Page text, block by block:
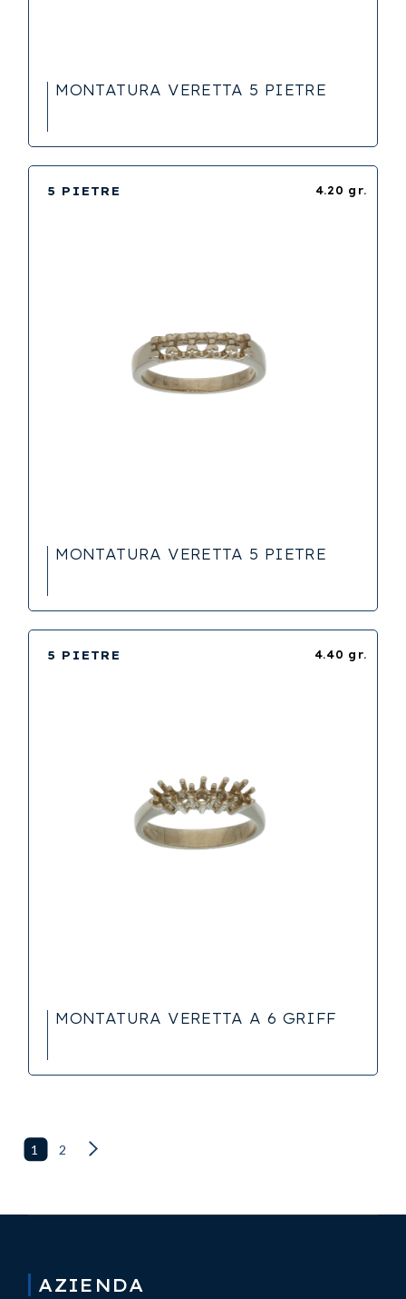
MONTATURA VERETTA 5 PIETRE
4.20 gr.
5 PIETRE
MONTATURA VERETTA 5 PIETRE
4.40 gr.
5 PIETRE
MONTATURA VERETTA A 6 GRIFF
1 2
AZIENDA